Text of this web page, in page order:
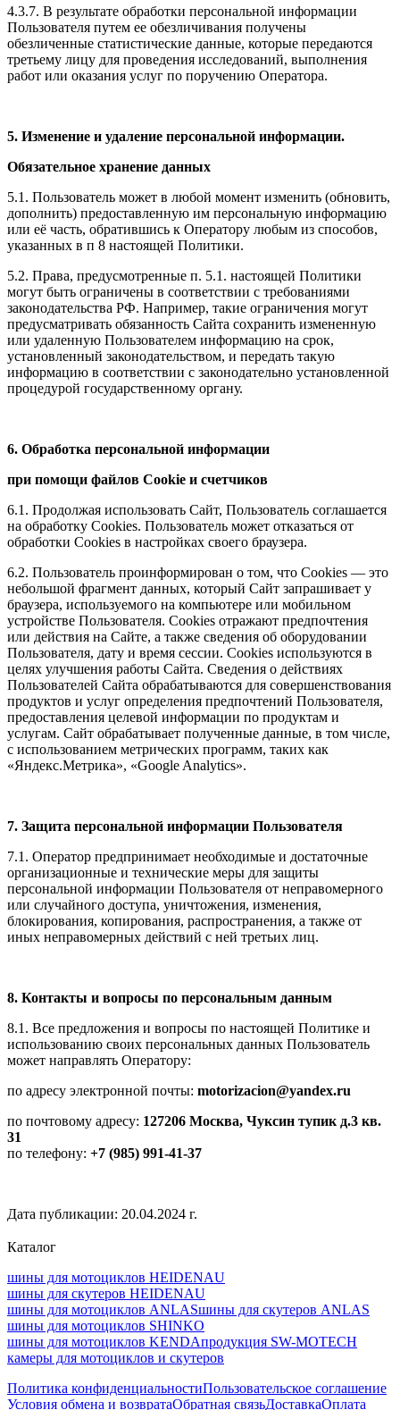
4.3.7. В результате обработки персональной информации
Пользователя путем ее обезличивания получены
обезличенные статистические данные, которые передаются
третьему лицу для проведения исследований, выполнения
работ или оказания услуг по поручению Оператора.
5. Изменение и удаление персональной информации.
Обязательное хранение данных
5.1. Пользователь может в любой момент изменить (обновить,
дополнить) предоставленную им персональную информацию
или её часть, обратившись к Оператору любым из способов,
указанных в п 8 настоящей Политики.
5.2. Права, предусмотренные п. 5.1. настоящей Политики
могут быть ограничены в соответствии с требованиями
законодательства РФ. Например, такие ограничения могут
предусматривать обязанность Сайта сохранить измененную
или удаленную Пользователем информацию на срок,
установленный законодательством, и передать такую
информацию в соответствии с законодательно установленной
процедурой государственному органу.
6. Обработка персональной информации
при помощи файлов Cookie и счетчиков
6.1. Продолжая использовать Сайт, Пользователь соглашается
на обработку Cookies. Пользователь может отказаться от
обработки Cookies в настройках своего браузера.
6.2. Пользователь проинформирован о том, что Сookies — это
небольшой фрагмент данных, который Сайт запрашивает у
браузера, используемого на компьютере или мобильном
устройстве Пользователя. Cookies отражают предпочтения
или действия на Сайте, а также сведения об оборудовании
Пользователя, дату и время сессии. Cookies используются в
целях улучшения работы Сайта. Сведения о действиях
Пользователей Сайта обрабатываются для совершенствования
продуктов и услуг определения предпочтений Пользователя,
предоставления целевой информации по продуктам и
услугам. Сайт обрабатывает полученные данные, в том числе,
с использованием метрических программ, таких как
«Яндекс.Метрика», «Google Analytics».
7. Защита персональной информации Пользователя
7.1. Оператор предпринимает необходимые и достаточные
организационные и технические меры для защиты
персональной информации Пользователя от неправомерного
или случайного доступа, уничтожения, изменения,
блокирования, копирования, распространения, а также от
иных неправомерных действий с ней третьих лиц.
8. Контакты и вопросы по персональным данным
8.1. Все предложения и вопросы по настоящей Политике и
использованию своих персональных данных Пользователь
может направлять Оператору:
по адресу электронной почты: motorizacion@yandex.ru
по почтовому адресу: 127206 Москва, Чуксин тупик д.3 кв.
31
по телефону: +7 (985) 991-41-37
Дата публикации: 20.04.2024 г.
Каталог
шины для мотоциклов HEIDENAU
шины для скутеров HEIDENAU
шины для мотоциклов ANLASшины для скутеров ANLAS
шины для мотоциклов SHINKO
шины для мотоциклов KENDAпродукция SW-MOTECH
камеры для мотоциклов и скутеров
Политика конфиденциальностиПользовательское соглашение
Условия обмена и возвратаОбратная связьДоставкаОплата